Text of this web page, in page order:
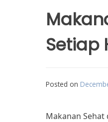
Setiap
Posted on
Makanan Sehat